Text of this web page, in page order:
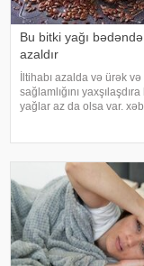
Bu bitki yağı bədəndə
azaldır
İltihabı azalda və ürək və
sağlamlığını
yağlar az da olsa var.
preslənmiş kətan